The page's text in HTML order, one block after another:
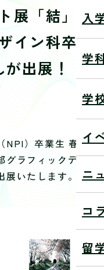
入
学
学
イ
ニ
コ
留
展「結」
イン科卒
出展！
NPI）卒業生 春野
グラフィックデザ
いたします。